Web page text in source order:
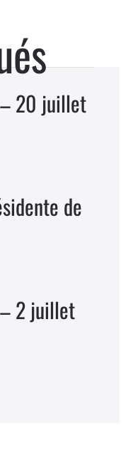
– 20 juillet
de
– 2 juillet